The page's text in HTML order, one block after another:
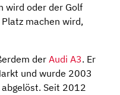
wird oder der Golf
machen wird,
der Audi A3. Er
und wurde 2003
Seit 2012